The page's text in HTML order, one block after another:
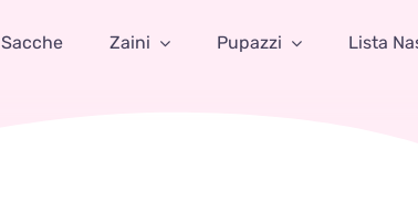
Sacche Zaini Pupazzi Lista